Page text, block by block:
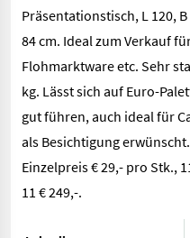
Präsentationstisch, L 120,
84 cm. Ideal zum Verkauf
Flohmarktware etc. Sehr
kg. Lässt sich auf Euro-
gut führen, auch ideal für
als Besichtigung
Einzelpreis € 29,- pro Stk.,
11 € 249,-.